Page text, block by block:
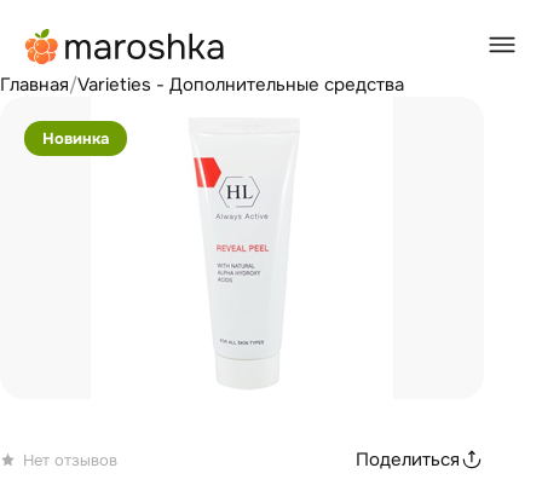
Главная/Varieties - Дополнительные средства
Новинка
Нет отзывов Поделиться